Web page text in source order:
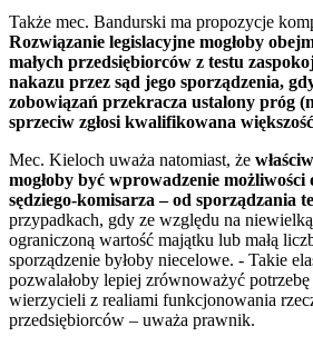
Także mec. Bandurski ma propozycje
Rozwiązanie legislacyjne mogłoby
małych przedsiębiorców z testu
nakazu przez sąd jego sporządzenia,
zobowiązań przekracza ustalony próg
sprzeciw zgłosi kwalifikowana
Mec. Kieloch uważa natomiast, że
mogłoby być wprowadzenie możliwości
sędziego-komisarza – od sporządzania
przypadkach, gdy ze względu na niewielką
ograniczoną wartość majątku lub małą
sporządzenie byłoby niecelowe. - Takie
pozwalałoby lepiej zrównoważyć
wierzycieli z realiami funkcjonowania
przedsiębiorców – uważa prawnik.